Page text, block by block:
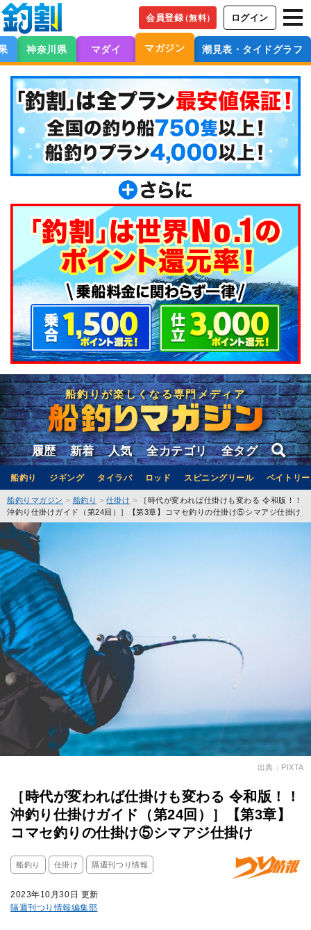
会員登録（無料） ログイン
神奈川県 マダイ マガジン 潮見表・タイドグラフ
船釣りが楽しくなる専門メディア
履歴 新着 人気 全カテゴリ 全タグ
船釣り ジギング タイラバ ロッド スピニングリール ベイトリ
船釣りマガジン 船釣り 仕掛け
［時代が変われば仕掛けも変わる 令和版！！
沖釣り仕掛けガイド（第24回）］【第3章】コマセ釣りの仕掛け⑤シマアジ仕掛け
出典：PIXTA
［時代が変われば仕掛けも変わる 令和版！！
沖釣り仕掛けガイド（第24回）］【第3章】
コマセ釣りの仕掛け⑤シマアジ仕掛け
船釣り 仕掛け 隔週刊つり情報
2023年10月30日 更新
隔週刊つり情報編集部